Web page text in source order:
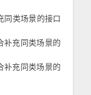
同类场景的接口
补充同类场景的
补充同类场景的